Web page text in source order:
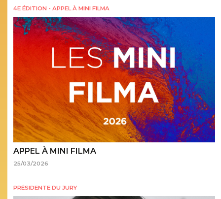
4E ÉDITION - APPEL À MINI FILMA
APPEL À MINI FILMA
25/03/2026
PRÉSIDENTE DU JURY